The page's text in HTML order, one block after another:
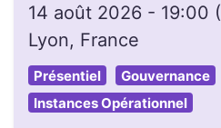
14 août 2026 - 19:00 (
Lyon, France
Présentiel
Gouvernance
Instances Opérationnel